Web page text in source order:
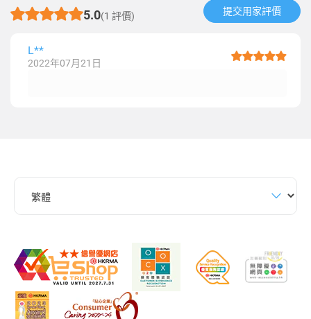
5.0(1 評價) 提交用家評價​
L**
2022年07月21日